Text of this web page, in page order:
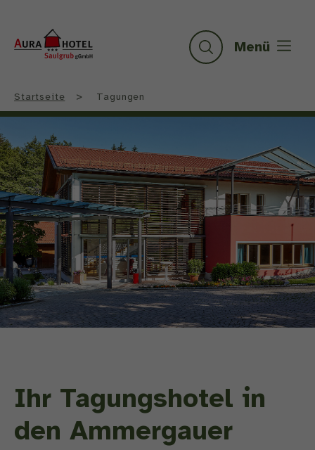
Hotel
gGmbH,
zur
wechseln
SucheMenü
Startseite > Tagungen
Ihr Tagungshotel in
den Ammergauer